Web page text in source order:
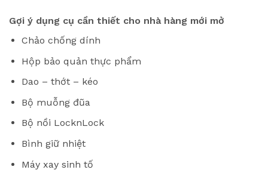
Gợi ý dụng cụ cần thiết cho nhà hàng mới mở
Chảo chống dính
Hộp bảo quản thực phẩm
Dao – thớt – kéo
Bộ muỗng đũa
Bộ nồi LocknLock
Bình giữ nhiệt
Máy xay sinh tố